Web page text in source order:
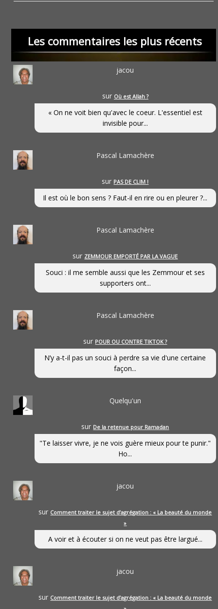
Les commentaires les plus récents
jacou
sur Où est Allah ?
« On ne voit bien qu'avec le coeur. L'essentiel est
invisible pour...
Pascal Lamachère
sur PAS DE CLIM !
Il est où le bon sens ? Faut-il en rire ou en pleurer ?...
Pascal Lamachère
sur ZEMMOUR EMPORTÉ PAR LA VAGUE
Souci : il me semble aussi que les Zemmour et ses
supporters ont...
Pascal Lamachère
sur POUR OU CONTRE TIKTOK ?
N’y a-t-il pas un souci à perdre sa vie d'une certaine
façon...
Quelqu'un
sur De la retenue pour Ramadan
"Te laisser vivre, je ne vois guère mieux pour te punir."
Ho...
jacou
sur Comment traiter le sujet d’agrégation : « La beauté du monde
»
A voir et à écouter si on ne veut pas être largué...
jacou
sur Comment traiter le sujet d’agrégation : « La beauté du monde